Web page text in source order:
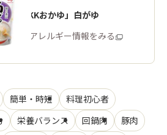
味の素KKおかゆ」白がゆ
商品・アレルギー情報をみる
簡単・時短
料理初心者
栄養バランス 回鍋肉
豚肉